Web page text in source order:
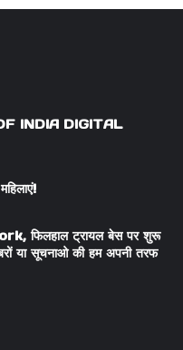
INDIA DIGITAL
ट्रायल बेस पर शुरू
या सूचनाओ की हम अपनी तरफ